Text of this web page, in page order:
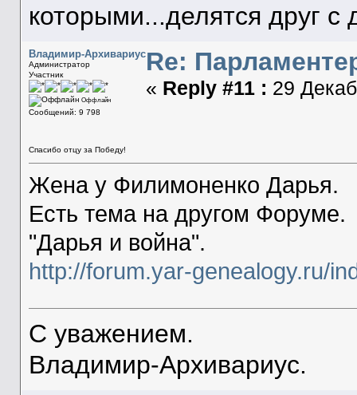
которыми...делятся друг с
Владимир-Архивариус
Администратор
Участник
Оффлайн
Сообщений: 9 798
Спасибо отцу за Победу!
Re:
« Reply #11 : 29
Жена у Филимоненко Дарья.
Есть тема на другом Форуме.
"Дарья и война".
http://forum.yar-genealogy.ru/
С уважением.
Владимир-Архивариус.